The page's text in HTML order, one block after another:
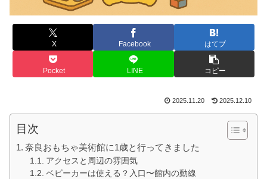
X Facebook はてブ
Pocket LINE コピー
2025.11.20 2025.12.10
目次
奈良おもちゃ美術館に1歳と行ってきました
アクセスと周辺の雰囲気
ベビーカーは使える？入口〜館内の動線